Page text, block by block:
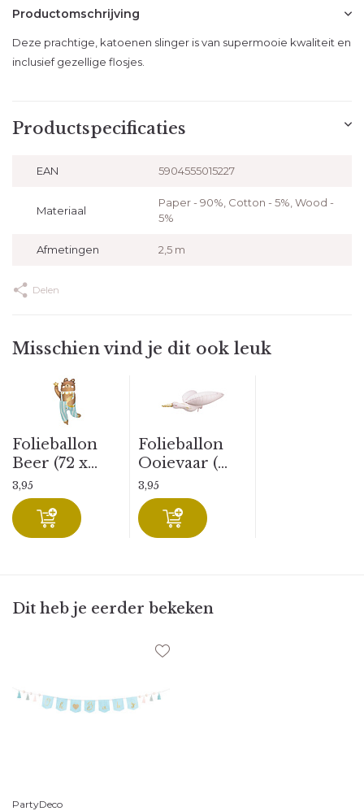
Productomschrijving
Deze prachtige, katoenen slinger is van supermooie kwaliteit en
inclusief gezellige flosjes.
Productspecificaties
EAN 5904555015227
Materiaal
Paper - 90%, Cotton - 5%, Wood -
5%
Afmetingen 2,5 m
Delen
Misschien vind je dit ook leuk
Folieballon
Beer (72 x...
3,95
Folieballon
Ooievaar (...
3,95
Dit heb je eerder bekeken
PartyDeco